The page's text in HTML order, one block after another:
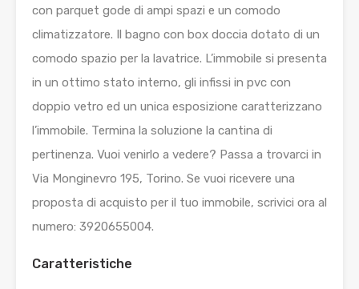
con parquet gode di ampi spazi e un comodo
climatizzatore. Il bagno con box doccia dotato di un
comodo spazio per la lavatrice. L’immobile si presenta
in un ottimo stato interno, gli infissi in pvc con
doppio vetro ed un unica esposizione caratterizzano
l’immobile. Termina la soluzione la cantina di
pertinenza. Vuoi venirlo a vedere? Passa a trovarci in
Via Monginevro 195, Torino. Se vuoi ricevere una
proposta di acquisto per il tuo immobile, scrivici ora al
numero: 3920655004.
Caratteristiche